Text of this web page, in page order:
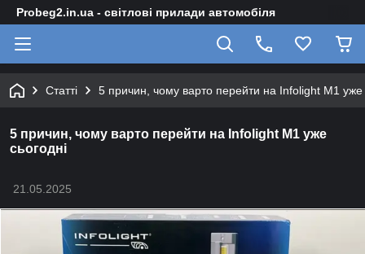
Probeg2.in.ua - світлові прилади автомобіля
Статті 5 причин, чому варто перейти на Infolight M1 уже
5 причин, чому варто перейти на Infolight M1 уже
сьогодні
21.05.2025